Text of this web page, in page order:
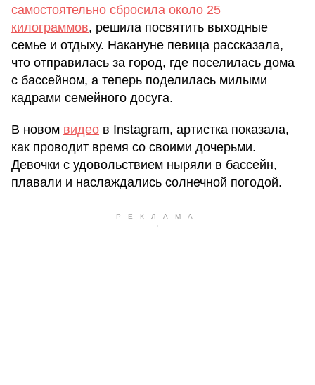
самостоятельно сбросила около 25
килограммов, решила посвятить выходные
семье и отдыху. Накануне певица рассказала,
что отправилась за город, где поселилась дома
с бассейном, а теперь поделилась милыми
кадрами семейного досуга.
В новом видео в Instagram, артистка показала,
как проводит время со своими дочерьми.
Девочки с удовольствием ныряли в бассейн,
плавали и наслаждались солнечной погодой.